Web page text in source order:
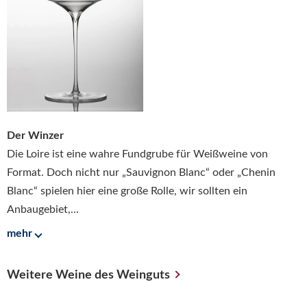
Der Winzer
Die Loire ist eine wahre Fundgrube für Weißweine von
Format. Doch nicht nur „Sauvignon Blanc“ oder „Chenin
Blanc“ spielen hier eine große Rolle, wir sollten ein
Anbaugebiet,...
mehr
Weitere Weine des Weinguts